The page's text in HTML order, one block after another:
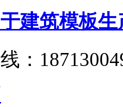
建筑模板生
：